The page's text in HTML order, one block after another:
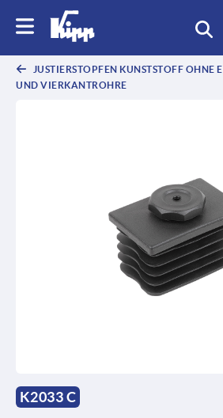
JUSTIERSTOPFEN KUNSTSTOFF OHNE
UND VIERKANTROHRE
K2033 C